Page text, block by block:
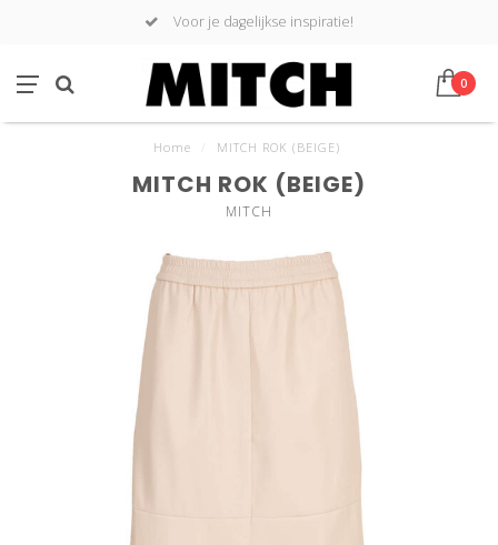
Voor je dagelijkse inspiratie!
0
Home MITCH ROK (BEIGE)
MITCH ROK (BEIGE)
MITCH